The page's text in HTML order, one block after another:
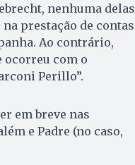
nenhuma delas
prestação de contas
Ao contrário,
ocorreu com o
Perillo”.
em breve nas
e Padre (no caso,